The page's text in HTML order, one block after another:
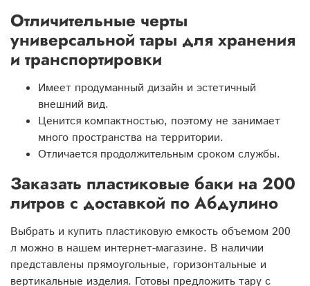
Отличительные черты
универсальной тары для хранения
и транспортировки
Имеет продуманный дизайн и эстетичный
внешний вид.
Ценится компактностью, поэтому не занимает
много пространства на территории.
Отличается продолжительным сроком службы.
Заказать пластиковые баки на 200
литров с доставкой по Абдулино
Выбрать и купить пластиковую емкость объемом 200
л можно в нашем интернет-магазине. В наличии
представлены прямоугольные, горизонтальные и
вертикальные изделия. Готовы предложить тару с